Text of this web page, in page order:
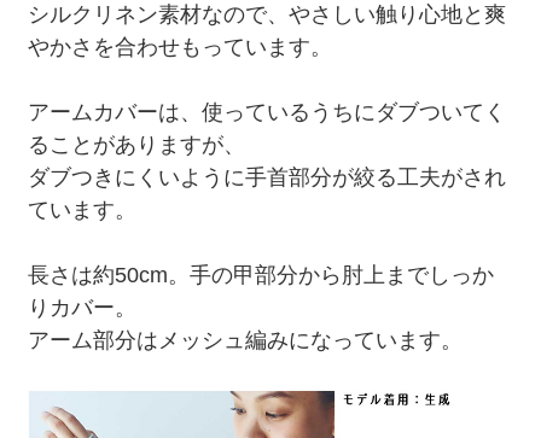
シルクリネン素材なので、やさしい触り心地と爽
やかさを合わせもっています。
アームカバーは、使っているうちにダブついてく
ることがありますが、
ダブつきにくいように手首部分が絞る工夫がされ
ています。
長さは約50cm。手の甲部分から肘上までしっか
りカバー。
アーム部分はメッシュ編みになっています。